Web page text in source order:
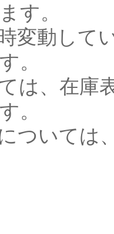
す。
変動して
。
は、在庫
。
ついては